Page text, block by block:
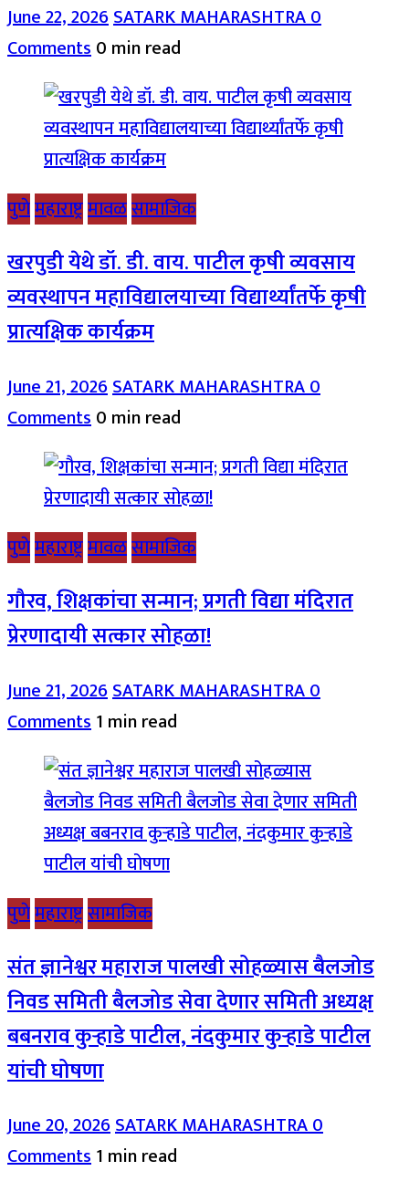
June 22, 2026SATARK MAHARASHTRA0
Comments0 min read
पुणेमहाराष्ट्रमावळसामाजिक
खरपुडी येथे डॉ. डी. वाय. पाटील कृषी व्यवसाय
व्यवस्थापन महाविद्यालयाच्या विद्यार्थ्यांतर्फे कृषी
प्रात्यक्षिक कार्यक्रम
June 21, 2026SATARK MAHARASHTRA0
Comments0 min read
पुणेमहाराष्ट्रमावळसामाजिक
गौरव, शिक्षकांचा सन्मान; प्रगती विद्या मंदिरात
प्रेरणादायी सत्कार सोहळा!
June 21, 2026SATARK MAHARASHTRA0
Comments1 min read
पुणेमहाराष्ट्रसामाजिक
संत ज्ञानेश्वर महाराज पालखी सोहळ्यास बैलजोड
निवड समिती बैलजोड सेवा देणार समिती अध्यक्ष
बबनराव कुऱ्हाडे पाटील, नंदकुमार कुऱ्हाडे पाटील
यांची घोषणा
June 20, 2026SATARK MAHARASHTRA0
Comments1 min read